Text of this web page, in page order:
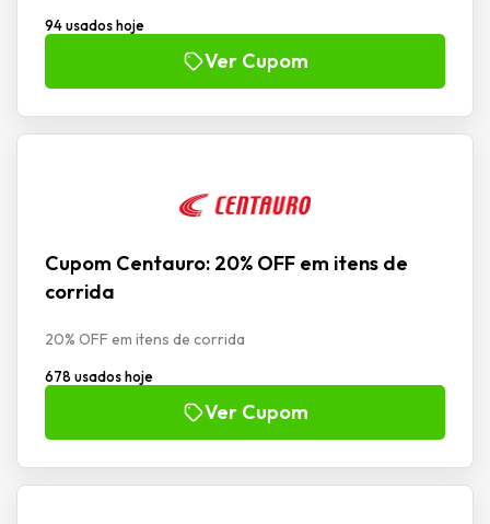
94 usados hoje
Ver Cupom
Cupom Centauro: 20% OFF em itens de
corrida
20% OFF em itens de corrida
678 usados hoje
Ver Cupom